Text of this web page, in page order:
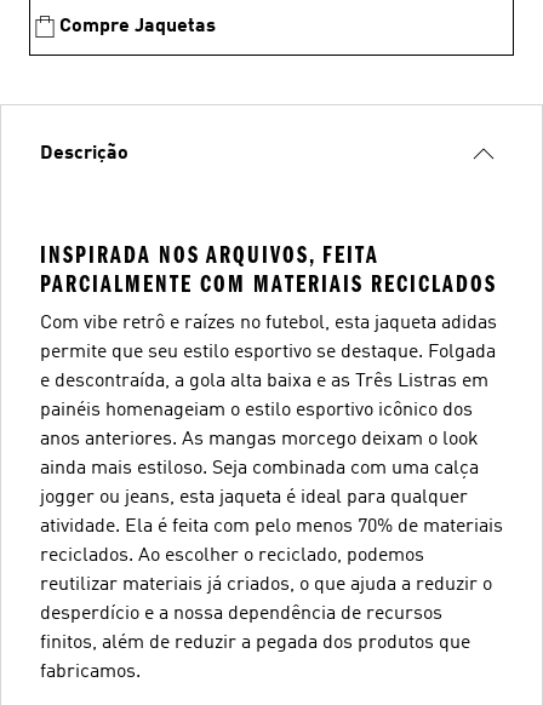
Compre Jaquetas
Descrição
INSPIRADA NOS ARQUIVOS, FEITA
PARCIALMENTE COM MATERIAIS RECICLADOS
Com vibe retrô e raízes no futebol, esta jaqueta adidas
permite que seu estilo esportivo se destaque. Folgada
e descontraída, a gola alta baixa e as Três Listras em
painéis homenageiam o estilo esportivo icônico dos
anos anteriores. As mangas morcego deixam o look
ainda mais estiloso. Seja combinada com uma calça
jogger ou jeans, esta jaqueta é ideal para qualquer
atividade. Ela é feita com pelo menos 70% de materiais
reciclados. Ao escolher o reciclado, podemos
reutilizar materiais já criados, o que ajuda a reduzir o
desperdício e a nossa dependência de recursos
finitos, além de reduzir a pegada dos produtos que
fabricamos.